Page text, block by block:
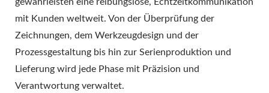
mit Kunden weltweit. Von der Überprüfung der
Zeichnungen, dem Werkzeugdesign und der
Prozessgestaltung bis hin zur Serienproduktion und
Lieferung wird jede Phase mit Präzision und
Verantwortung verwaltet.